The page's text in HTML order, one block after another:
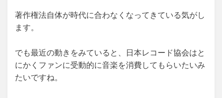
著作権法自体が時代に合わなくなってきている気がし
ます。
でも最近の動きをみていると、日本レコード協会はと
にかくファンに受動的に音楽を消費してもらいたいみ
たいですね。